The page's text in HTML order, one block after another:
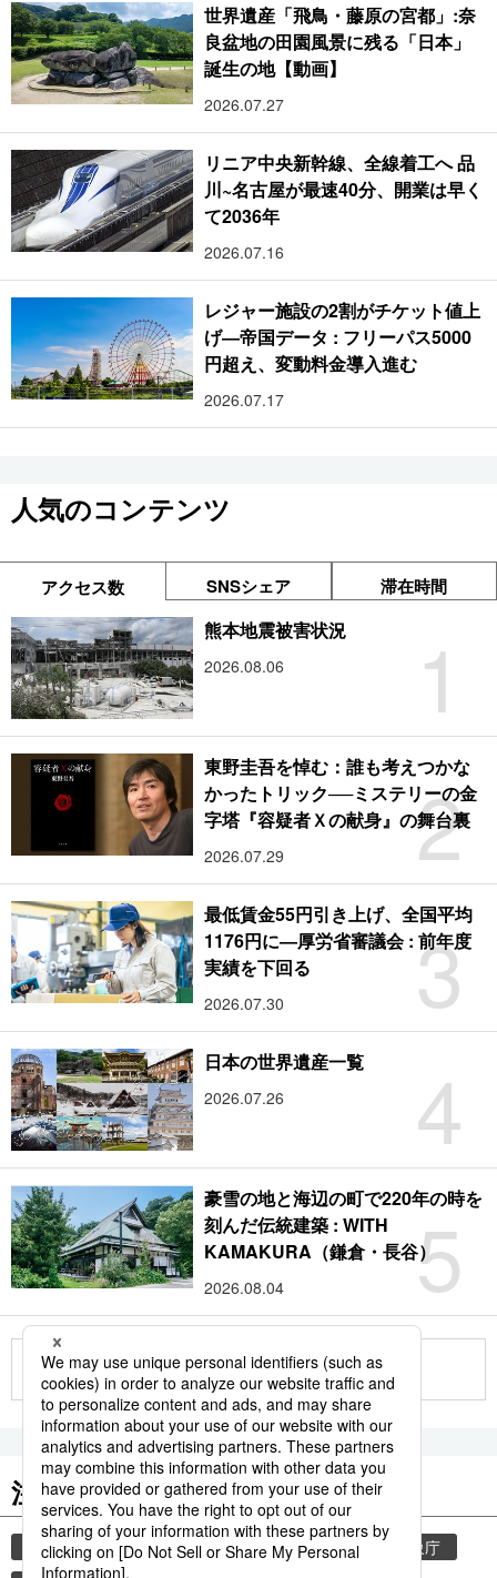
世界遺産「飛鳥・藤原の宮都」:奈
良盆地の田園風景に残る「日本」
誕生の地【動画】
2026.07.27
リニア中央新幹線、全線着工へ 品
川~名古屋が最速40分、開業は早く
て2036年
2026.07.16
レジャー施設の2割がチケット値上
げ―帝国データ : フリーパス5000
円超え、変動料金導入進む
2026.07.17
人気のコンテンツ
アクセス数 SNSシェア 滞在時間
1
熊本地震被害状況
2026.08.06
2
東野圭吾を悼む：誰も考えつかな
かったトリック──ミステリーの金
字塔『容疑者Ｘの献身』の舞台裏
2026.07.29
3
最低賃金55円引き上げ、全国平均
1176円に―厚労省審議会 : 前年度
実績を下回る
2026.07.30
4
日本の世界遺産一覧
2026.07.26
5
豪雪の地と海辺の町で220年の時を
刻んだ伝統建築 : WITH
KAMAKURA（鎌倉・長谷）
2026.08.04
もっと見る
注目のキーワード
共同通信ニュース 和食 気象・災害
気象庁